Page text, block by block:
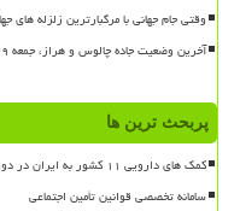
وقتی جام جهانی با مرگبارترین زلزله های
آخرین وضعیت جاده چالوس و هراز، جمعه ۲۹ خرداد
پربحث ترین ها
کمک های دارویی ۱۱ کشور به ایران در دوران جنگ
سامانه تخصصی قوانین تأمین اجتماعی